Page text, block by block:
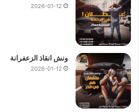
2026-01-12
ونش انقاذ الزعفرانة
2026-01-12